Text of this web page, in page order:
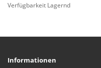
Verfügbarkeit Lagernd
Informationen